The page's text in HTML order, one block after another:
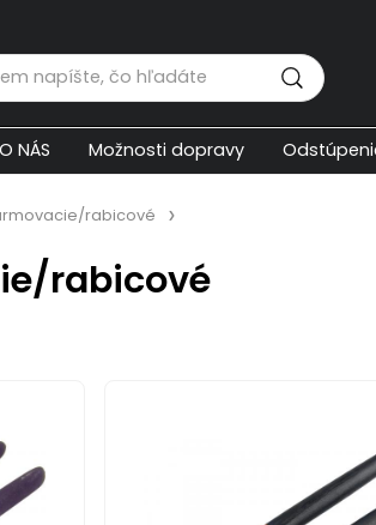
O NÁS Možnosti dopravy
rabicové
rabicové